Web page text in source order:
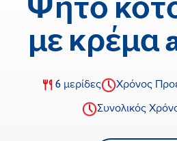
Ψητό
με κρέμα
6 μερίδες Χρόνος
Συνολικός